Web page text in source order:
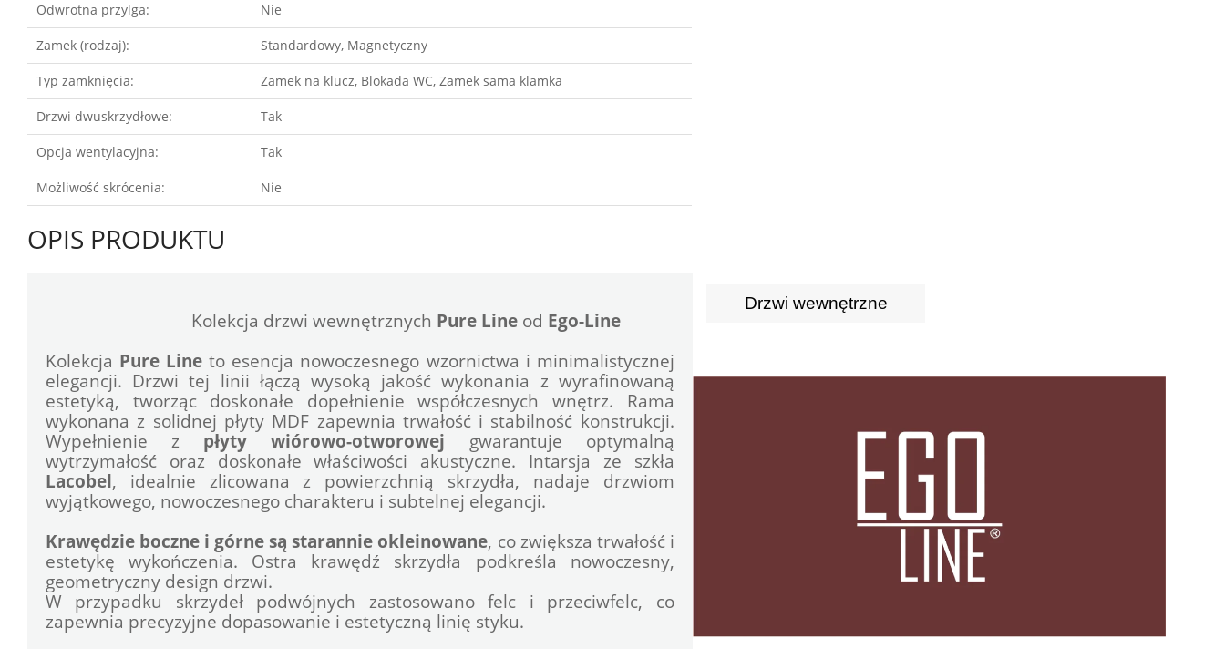
Odwrotna przylga: Nie
Zamek (rodzaj): Standardowy, Magnetyczny
Typ zamknięcia: Zamek na klucz, Blokada WC, Zamek sama klamka
Drzwi dwuskrzydłowe: Tak
Opcja wentylacyjna: Tak
Możliwość skrócenia: Nie
OPIS PRODUKTU
				Kolekcja drzwi wewnętrznych
Pure Line od Ego-Line
Kolekcja Pure Line to esencja nowoczesnego wzornictwa i minimalistycznej
elegancji. Drzwi tej linii łączą wysoką jakość wykonania z wyrafinowaną
estetyką, tworząc doskonałe dopełnienie współczesnych wnętrz. Rama
wykonana z solidnej płyty MDF zapewnia trwałość i stabilność konstrukcji.
Wypełnienie z płyty wiórowo-otworowej
gwarantuje optymalną
Lacobel, idealnie zlicowana z powierzchnią skrzydła, nadaje drzwiom
wyjątkowego, nowoczesnego charakteru i subtelnej elegancji.
Krawędzie boczne i górne są starannie okleinowane, co zwiększa trwałość i
estetykę wykończenia. Ostra krawędź skrzydła podkreśla nowoczesny,
geometryczny design drzwi.
W przypadku skrzydeł podwójnych zastosowano felc i przeciwfelc, co
zapewnia precyzyjne dopasowanie i estetyczną linię styku.
Drzwi wewnętrzne